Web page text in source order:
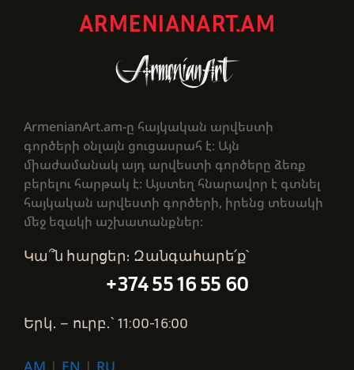
ARMENIANART.AM
ArmenianArt.am-ը հայկական արվեստի
գործերի օնլայն ցուցասրահ է։ Այն
միաժամանակ այդ արվեստի գործերը ձեռք
բերելու հարթակ է։ Այստեղ հնարավոր է գտնել
հայկական արվեստի գործերի, իրենց տեսակի
մեջ եզակի աշխատանքներ։
Կա՞ն հարցեր։ Զանգահարե՛ք՝
+374 55 16 55 60
Երկ․ – ուրբ․՝ 11:00-16:00